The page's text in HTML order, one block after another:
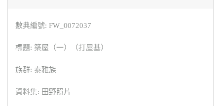
數典編號: FW_0072037
標題: 築屋（一）（打屋基）
族群: 泰雅族
資料集: 田野照片